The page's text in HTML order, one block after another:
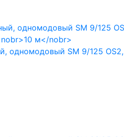
одномодовый SM 9/125 OS2,